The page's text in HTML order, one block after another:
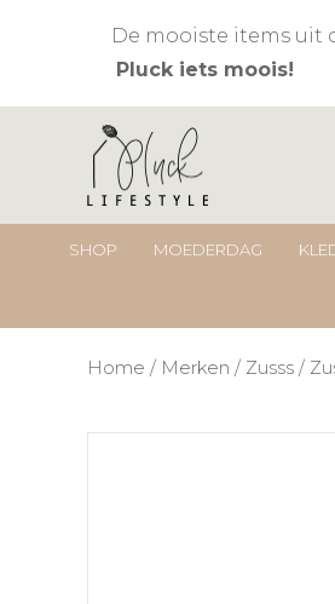
De mooiste items uit
Pluck iets moois!
SHOP MOEDERDAG
Home / Merken / Zusss /